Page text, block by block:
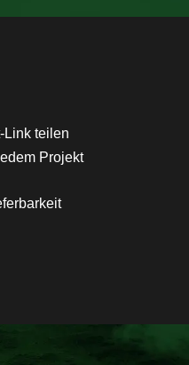
Link teilen
Projekt